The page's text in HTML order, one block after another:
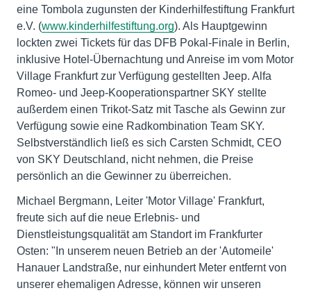
eine Tombola zugunsten der Kinderhilfestiftung Frankfurt
e.V. (www.kinderhilfestiftung.org). Als Hauptgewinn
lockten zwei Tickets für das DFB Pokal-Finale in Berlin,
inklusive Hotel-Übernachtung und Anreise im vom Motor
Village Frankfurt zur Verfügung gestellten Jeep. Alfa
Romeo- und Jeep-Kooperationspartner SKY stellte
außerdem einen Trikot-Satz mit Tasche als Gewinn zur
Verfügung sowie eine Radkombination Team SKY.
Selbstverständlich ließ es sich Carsten Schmidt, CEO
von SKY Deutschland, nicht nehmen, die Preise
persönlich an die Gewinner zu überreichen.
Michael Bergmann, Leiter 'Motor Village' Frankfurt,
freute sich auf die neue Erlebnis- und
Dienstleistungsqualität am Standort im Frankfurter
Osten: "In unserem neuen Betrieb an der 'Automeile'
Hanauer Landstraße, nur einhundert Meter entfernt von
unserer ehemaligen Adresse, können wir unseren